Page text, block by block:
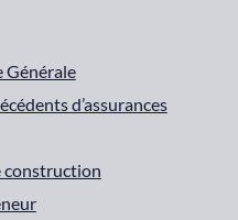
Générale
d’assurances
construction